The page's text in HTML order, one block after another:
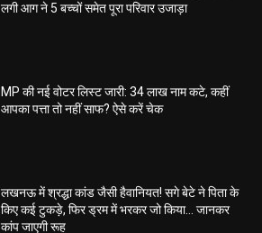
लगी आग ने 5 बच्चों समेत पूरा परिवार उजाड़ा
MP की नई वोटर लिस्ट जारी: 34 लाख नाम कटे, कहीं
आपका पत्ता तो नहीं साफ? ऐसे करें चेक
लखनऊ में श्रद्धा कांड जैसी हैवानियत! सगे बेटे ने पिता के
किए कई टुकड़े, फिर ड्रम में भरकर जो किया… जानकर
कांप जाएगी रूह